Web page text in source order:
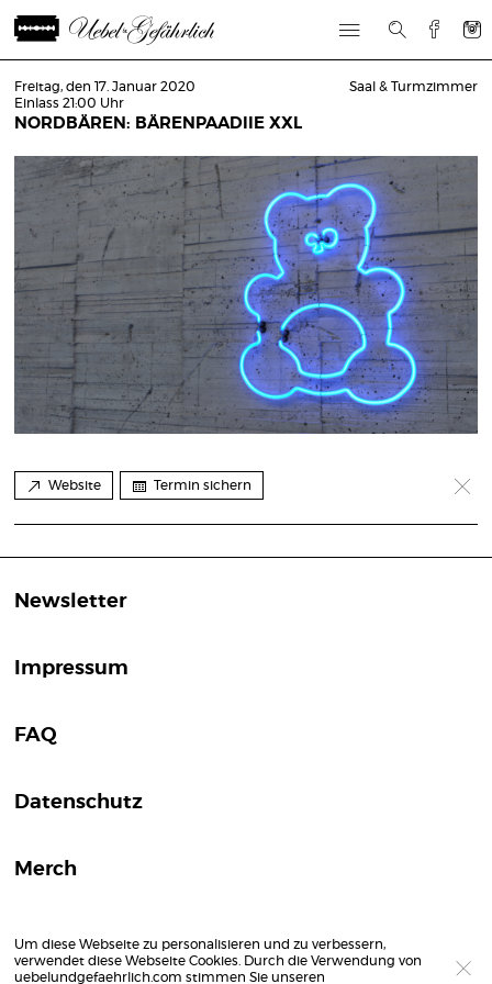
Freitag, den 17. Januar 2020
Einlass 21:00 Uhr
NORDBÄREN: BÄRENPAADIIE XXL
Saal & Turmzimmer
Website Termin sichern
Newsletter
Impressum
FAQ
Datenschutz
Merch
Um diese Webseite zu personalisieren und zu verbessern,
verwendet diese Webseite Cookies. Durch die Verwendung von
uebelundgefaehrlich.com stimmen Sie unseren